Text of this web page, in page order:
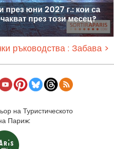
през юни 2027 г.: кои са
през този месец?
ръководства : Забава >
на Туристическото
Париж: